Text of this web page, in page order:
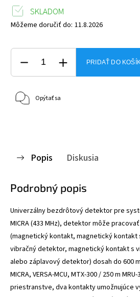
SKLADOM
Môžeme doručiť do: 11.8.2026
PRIDAŤ DO
Opýtať sa
Popis Diskusia
Podrobný popis
Univerzálny bezdrôtový detektor pre
MICRA (433 MHz), detektor môže
(magnetický kontakt, magnetický
vibračný detektor, magnetický kontakt s
alebo záplavový detektor) dosah do 600 m
MICRA, VERSA-MCU, MTX-300 / 250 m
priestranstve, dva kontakty umožnujúce